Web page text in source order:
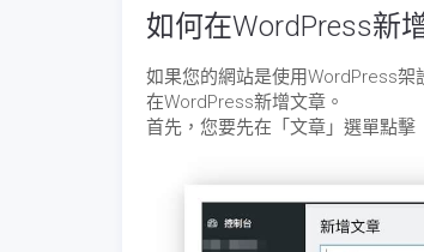
如何在WordPress新
如果您的網站是使用WordPress
在WordPress新增文章。
首先，您要先在「文章」選單點擊